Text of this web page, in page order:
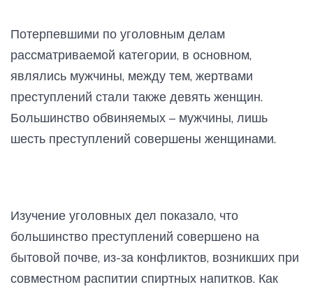
Потерпевшими по уголовным делам
рассматриваемой категории, в основном,
являлись мужчины, между тем, жертвами
преступлений стали также девять женщин.
Большинство обвиняемых – мужчины, лишь
шесть преступлений совершены женщинами.
Изучение уголовных дел показало, что
большинство преступлений совершено на
бытовой почве, из-за конфликтов, возникших при
совместном распитии спиртных напитков. Как